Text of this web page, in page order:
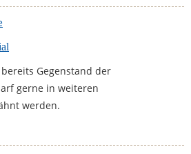
Gegenstand der
gerne in weiteren
werden.